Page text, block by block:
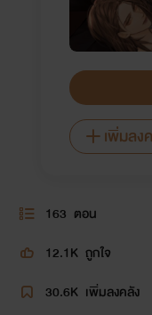
เพิ่มลง
163 ตอน
12.1K ถูกใจ
30.6K เพิ่มลงคลัง